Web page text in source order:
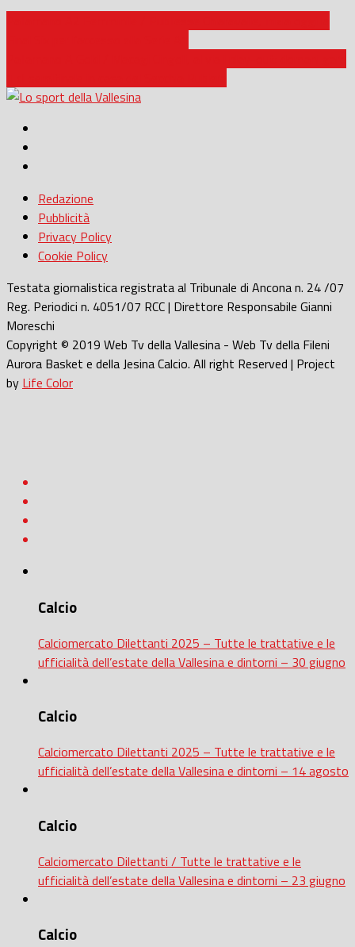
Redazione
Pubblicità
Privacy Policy
Cookie Policy
Testata giornalistica registrata al Tribunale di Ancona n. 24 /07
Reg. Periodici n. 4051/07 RCC | Direttore Responsabile Gianni
Moreschi
Copyright © 2019 Web Tv della Vallesina - Web Tv della Fileni
Aurora Basket e della Jesina Calcio. All right Reserved | Project
by Life Color
Calcio
Calciomercato Dilettanti 2025 – Tutte le trattative e le
ufficialità dell’estate della Vallesina e dintorni – 30 giugno
Calcio
Calciomercato Dilettanti 2025 – Tutte le trattative e le
ufficialità dell’estate della Vallesina e dintorni – 14 agosto
Calcio
Calciomercato Dilettanti / Tutte le trattative e le
ufficialità dell’estate della Vallesina e dintorni – 23 giugno
Calcio